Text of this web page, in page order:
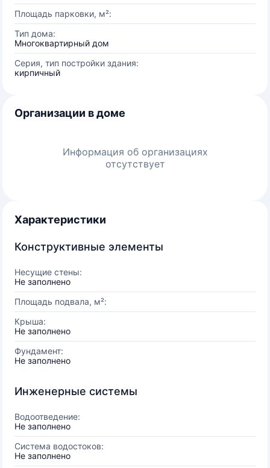
Площадь парковки, м²:
Тип дома:
Многоквартирный дом
Серия, тип постройки здания:
кирпичный
Организации в доме
Информация об организациях
отсутствует
Характеристики
Конструктивные элементы
Несущие стены:
Не заполнено
Площадь подвала, м²:
Крыша:
Не заполнено
Фундамент:
Не заполнено
Инженерные системы
Водоотведение:
Не заполнено
Система водостоков:
Не заполнено